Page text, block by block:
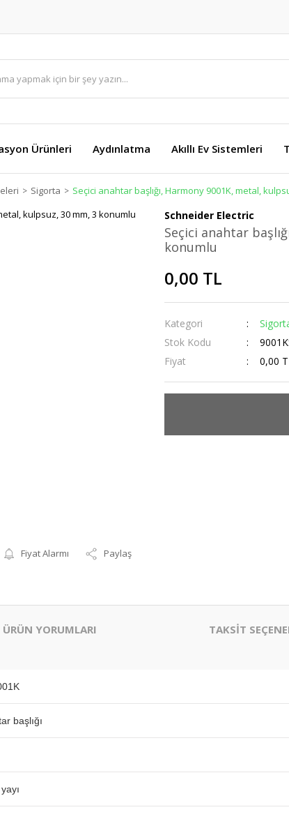
Ürünleri Aydınlatma Akıllı Ev Sistemleri
Sigorta Seçici anahtar başlığı, Harmony 9001K, metal,
Fiyat Alarmı Paylaş
Schneider Electric
Seçici anahtar
konumlu
0,00 TL
Kategori
Stok Kodu
Fiyat
0,00
ÜRÜN YORUMLARI TAKSİT
başlığı